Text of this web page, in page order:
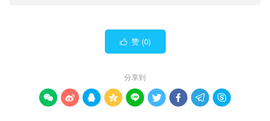
 赞 (0)
分享到
        